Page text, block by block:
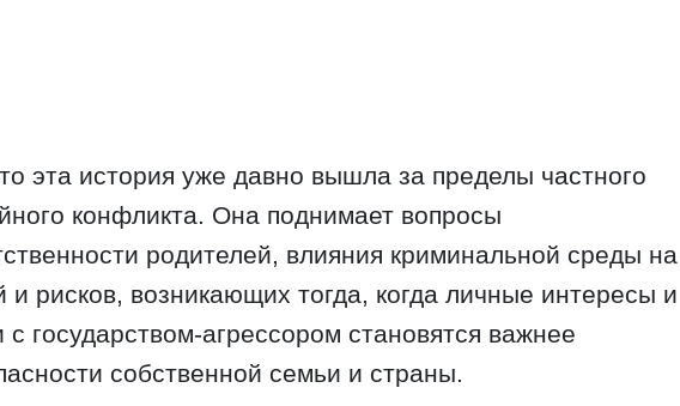
эта история уже давно вышла за пределы частного
конфликта. Она поднимает вопросы
родителей, влияния криминальной среды на
и рисков, возникающих тогда, когда личные интересы и
с государством-агрессором становятся важнее
собственной семьи и страны.